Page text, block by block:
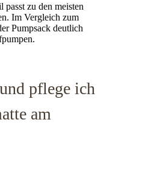
passt zu den meisten
Im Vergleich zum
Pumpsack deutlich
pflege ich
am